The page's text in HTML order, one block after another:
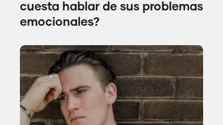
cuesta hablar de sus problemas
emocionales?